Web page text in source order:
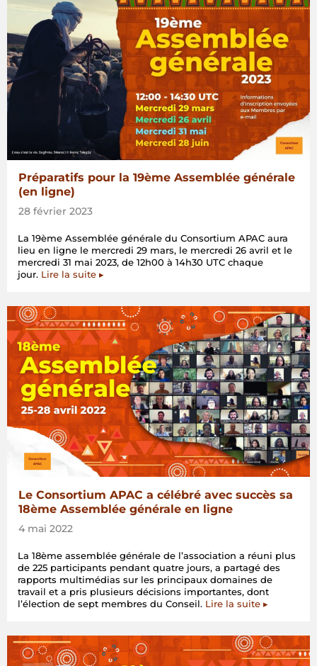
Préparatifs pour la 19ème Assemblée générale
(en ligne)
28 février 2023
La 19ème Assemblée générale du Consortium APAC aura
lieu en ligne le mercredi 29 mars, le mercredi 26 avril et le
mercredi 31 mai 2023, de 12h00 à 14h30 UTC chaque
jour. Lire la suite ▸
Le Consortium APAC a célébré avec succès sa
18ème Assemblée générale en ligne
4 mai 2022
La 18ème assemblée générale de l’association a réuni plus
de 225 participants pendant quatre jours, a partagé des
rapports multimédias sur les principaux domaines de
travail et a pris plusieurs décisions importantes, dont
l’élection de sept membres du Conseil. Lire la suite ▸